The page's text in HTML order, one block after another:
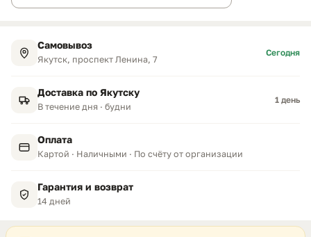
Самовывоз
Якутск, проспект Ленина, 7
Сегодня
Доставка по Якутску
В течение дня · будни
1 день
Оплата
Картой · Наличными · По счёту от организации
Гарантия и возврат
14 дней